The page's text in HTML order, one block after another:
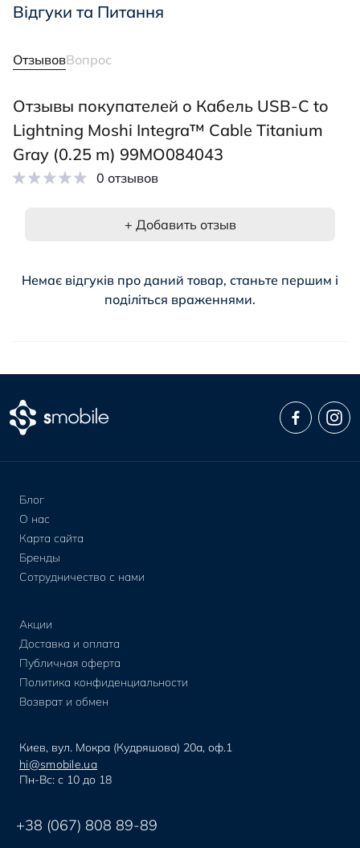
Відгуки та Питання
ОтзывовВопрос
Отзывы покупателей о Кабель USB-C to
Lightning Moshi Integra™ Cable Titanium
Gray (0.25 m) 99MO084043
0 отзывов
+ Добавить отзыв
Немає відгуків про даний товар, станьте першим і
поділіться враженнями.
Блог
О нас
Карта сайта
Бренды
Сотрудничество с нами
Акции
Доставка и оплата
Публичная оферта
Политика конфиденциальности
Возврат и обмен
Киев, вул. Мокра (Кудряшова) 20а, оф.1
hi@smobile.ua
Пн-Вс: с 10 до 18
+38 (067) 808 89-89